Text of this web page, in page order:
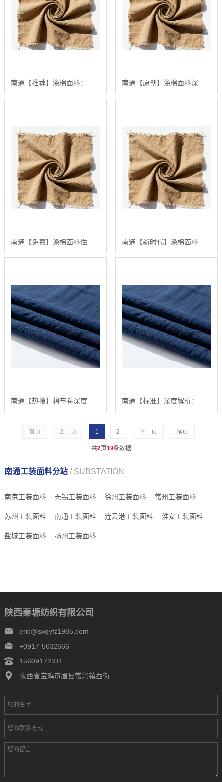
南通【新时代】涤棉面料深度解析：从原料到成品的全流程技术指南【哪家好?】
南通【热搜】棉布卷深度解析：2025年棉布卷最新趋势分析与高品质纯棉布卷推荐【哪家好?】
首页 上一页 1 2 下一页 尾页
共2页19条数据
南通工装面料分站 / SUBSTATION
南京工装面料 无锡工装面料 徐州工装面料 常州工装面料
苏州工装面料 南通工装面料 连云港工装面料 淮安工装面料
盐城工装面料 扬州工装面料
陕西秦塬纺织有限公司
eric@sxqyfz1985.com
+0917-5632666
15609172331
陕西省宝鸡市眉县常兴镇西街